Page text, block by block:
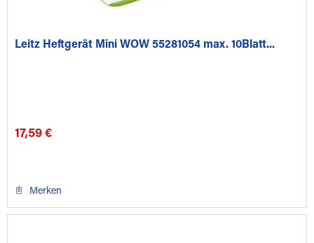
Leitz Heftgerät Mini WOW 55281054 max. 10Blatt...
17,59 €
Merken